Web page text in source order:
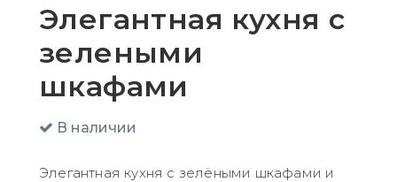
Элегантная кухня с
зелеными
шкафами
В наличии
Элегантная кухня с зелёными шкафами и